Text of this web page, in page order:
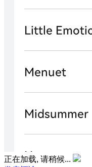
正在加载, 请稍候...